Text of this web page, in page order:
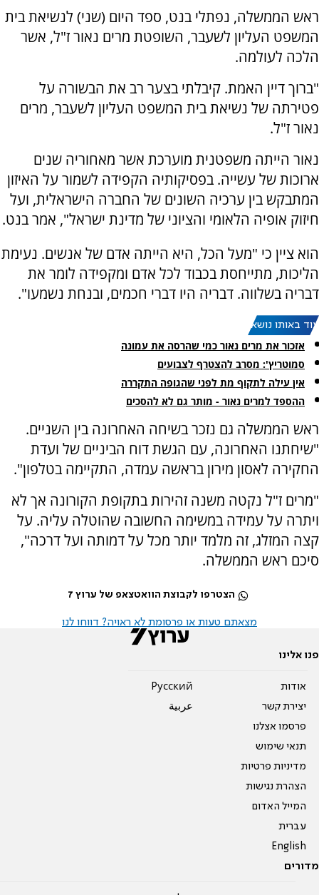
ראש הממשלה, נפתלי בנט, ספד היום (שני) לנשיאת בית
המשפט העליון לשעבר, השופטת מרים נאור ז"ל, אשר
הלכה לעולמה.
"ברוך דיין האמת. קיבלתי בצער רב את הבשורה על
פטירתה של נשיאת בית המשפט העליון לשעבר, מרים
נאור ז"ל.
נאור הייתה משפטנית מוערכת אשר מאחוריה שנים
ארוכות של עשייה. בפסיקותיה הקפידה לשמור על האיזון
המתבקש בין ערכיה השונים של החברה הישראלית, ועל
חיזוק אופיה הלאומי והציוני של מדינת ישראל", אמר בנט.
הוא ציין כי "מעל הכל, היא הייתה אדם של אנשים. נעימת
הליכות, מתייחסת בכבוד לכל אדם ומקפידה לומר את
דבריה בשלווה. דבריה היו דברי חכמים, ובנחת נשמעו".
עוד באותו נושא:
אזכור את מרים נאור כמי שהרסה את עמונה
סמוטריץ': מסרב להצטרף לצבועים
אין עילה לתקוף מת לפני שהגופה התקררה
ההספד למרים נאור - מותר גם לא להסכים
ראש הממשלה גם נזכר בשיחה האחרונה בין השניים.
"שיחתנו האחרונה, עם הגשת דוח הביניים של ועדת
החקירה לאסון מירון בראשה עמדה, התקיימה בטלפון".
"מרים ז"ל נקטה משנה זהירות בתקופת הקורונה אך לא
ויתרה על עמידה במשימה החשובה שהוטלה עליה. על
קצה המזלג, זה מלמד יותר מכל על דמותה ועל דרכה",
סיכם ראש הממשלה.
הצטרפו לקבוצת הוואטצאפ של ערוץ 7
מצאתם טעות או פרסומת לא ראויה? דווחו לנו
פנו אלינו
אודות
יצירת קשר
פרסמו אצלנו
תנאי שימוש
מדיניות פרטיות
הצהרת נגישות
המייל האדום
עברית
English
Pусский
عربية
מדורים